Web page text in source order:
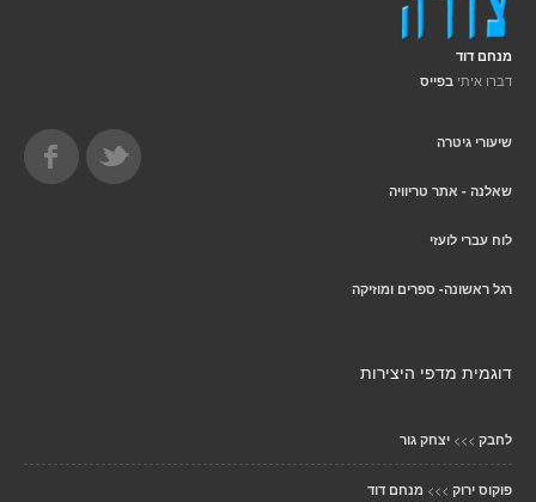
מנחם דוד
דברו איתי בפייס
שיעורי גיטרה
שאלנה - אתר טריוויה
לוח עברי לועזי
רגל ראשונה- ספרים ומוזיקה
דוגמית מדפי היצירות
לחבק >>> יצחק גור
פוקוס ירוק >>> מנחם דוד